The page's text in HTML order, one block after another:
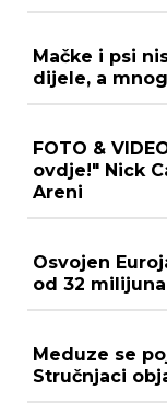
Mačke i psi
dijele, a
FOTO &
ovdje!" Nick
Areni
Osvojen
od 32
Meduze se
Stručnjaci